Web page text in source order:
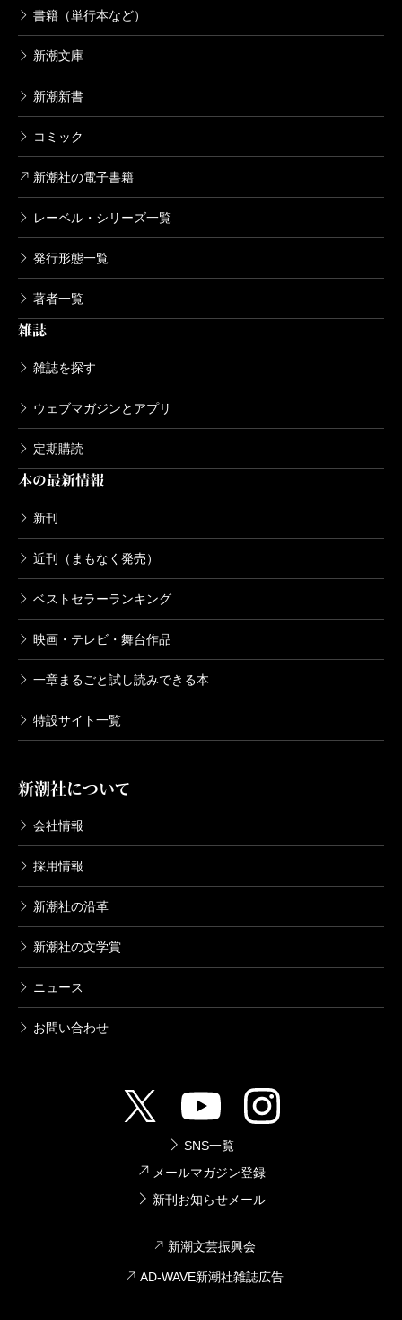
書籍（単行本など）
新潮文庫
新潮新書
コミック
新潮社の電子書籍
レーベル・シリーズ一覧
発行形態一覧
著者一覧
雑誌
雑誌を探す
ウェブマガジンとアプリ
定期購読
本の最新情報
新刊
近刊（まもなく発売）
ベストセラーランキング
映画・テレビ・舞台作品
一章まるごと試し読みできる本
特設サイト一覧
新潮社について
会社情報
採用情報
新潮社の沿革
新潮社の文学賞
ニュース
お問い合わせ
SNS一覧
メールマガジン登録
新刊お知らせメール
新潮文芸振興会
AD-WAVE新潮社雑誌広告